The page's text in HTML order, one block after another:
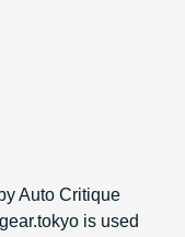
Auto Critique
is used